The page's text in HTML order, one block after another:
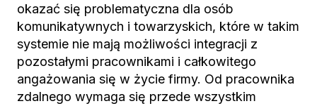
okazać się problematyczna dla osób
komunikatywnych i towarzyskich, które w takim
systemie nie mają możliwości integracji z
pozostałymi pracownikami i całkowitego
angażowania się w życie firmy. Od pracownika
zdalnego wymaga się przede wszystkim